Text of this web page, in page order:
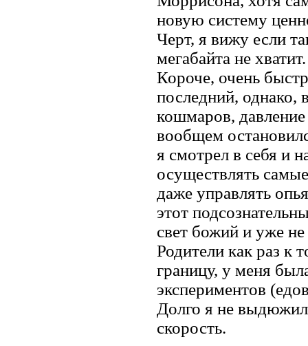
новую систему
Черт, я вижу если
мегабайта не хватит.
Короче, очень
последний, однако,
кошмаров,
вообщем
я смотрел в себя и
осуществлять
даже управлять
этот
свет божий и уже не
Родители как раз к
границу, у меня
экспериментов
Долго я не
скорость.